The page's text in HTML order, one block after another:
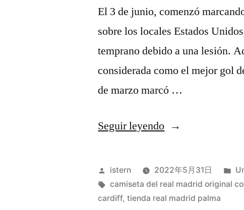
El 3 de junio, comenzó
sobre los locales Estados
temprano debido a una lesión.
considerada como el mejor gol
de marzo marcó …
Seguir leyendo«tienda
real
madrid»
Publicado
por
istern 2022年5月31日
en
Etiquetas:
camiseta del real madrid original
cardiff,tienda real madrid palma